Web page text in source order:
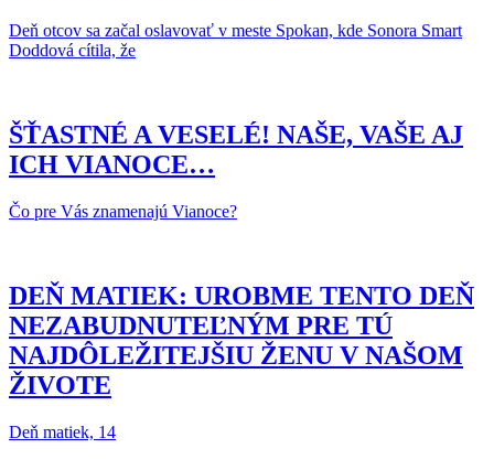
Deň otcov sa začal oslavovať v meste Spokan, kde Sonora Smart
Doddová cítila, že
ŠŤASTNÉ A VESELÉ! NAŠE, VAŠE AJ
ICH VIANOCE…
Čo pre Vás znamenajú Vianoce?
DEŇ MATIEK: UROBME TENTO DEŇ
NEZABUDNUTEĽNÝM PRE TÚ
NAJDÔLEŽITEJŠIU ŽENU V NAŠOM
ŽIVOTE
Deň matiek, 14